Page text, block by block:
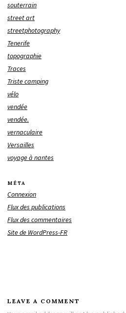
souterrain
street art
streetphotography
Tenerife
topographie
Traces
Triste camping
vélo
vendée
vendée.
vernaculaire
Versailles
voyage à nantes
MÉTA
Connexion
Flux des publications
Flux des commentaires
Site de WordPress-FR
LEAVE A COMMENT